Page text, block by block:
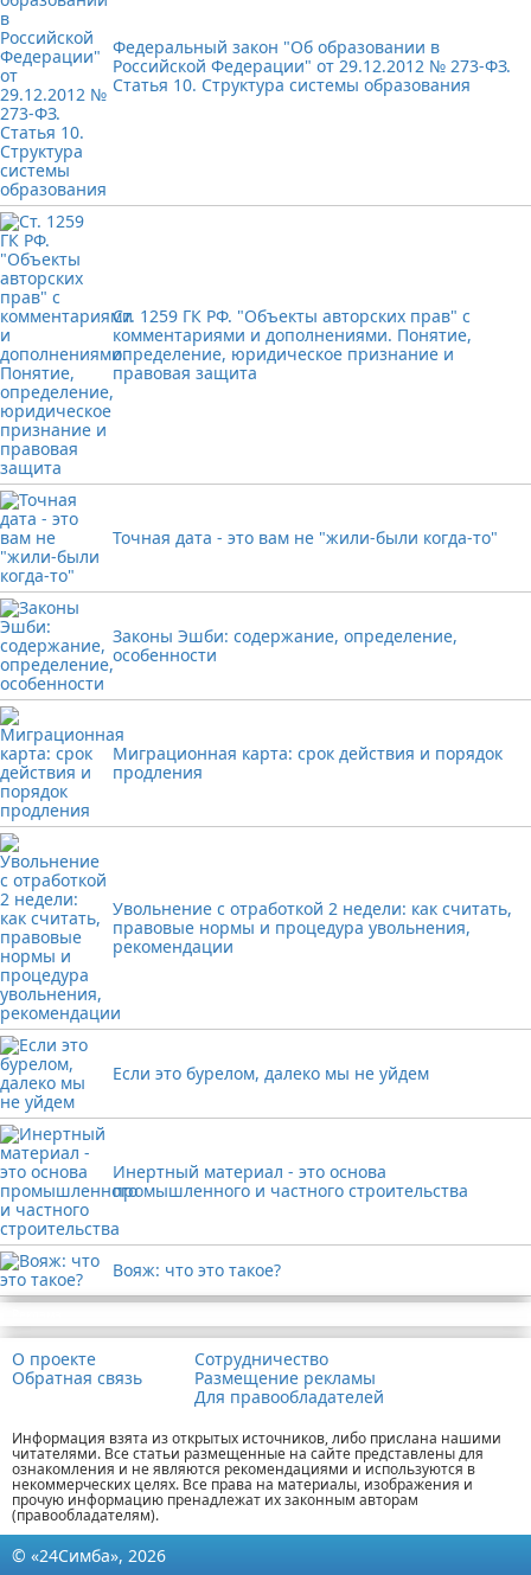
Федеральный закон "Об образовании в
Российской Федерации" от 29.12.2012 № 273-ФЗ.
Статья 10. Структура системы образования
Ст. 1259 ГК РФ. "Объекты авторских прав" с
комментариями и дополнениями. Понятие,
определение, юридическое признание и
правовая защита
Точная дата - это вам не "жили-были когда-то"
Законы Эшби: содержание, определение,
особенности
Миграционная карта: срок действия и порядок
продления
Увольнение с отработкой 2 недели: как считать,
правовые нормы и процедура увольнения,
рекомендации
Если это бурелом, далеко мы не уйдем
Инертный материал - это основа
промышленного и частного строительства
Вояж: что это такое?
О проекте
Обратная связь
Сотрудничество
Размещение рекламы
Для правообладателей
Информация взята из открытых источников, либо прислана нашими
читателями. Все статьи размещенные на сайте представлены для
ознакомления и не являются рекомендациями и используются в
некоммерческих целях. Все права на материалы, изображения и
прочую информацию пренадлежат их законным авторам
(правообладателям).
© «24Симба», 2026